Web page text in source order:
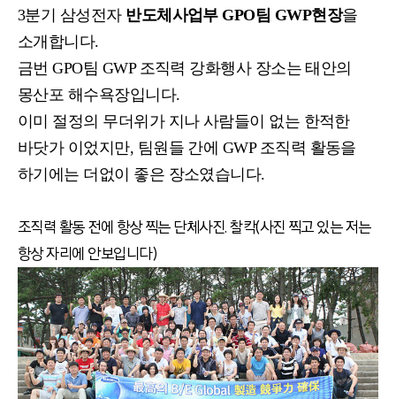
3분기 삼성전자 반도체사업부 GPO팀 GWP현장을
소개합니다.
금번 GPO팀 GWP 조직력 강화행사 장소는 태안의
몽산포 해수욕장입니다.
이미 절정의 무더위가 지나 사람들이 없는 한적한
바닷가 이었지만, 팀원들 간에 GWP 조직력 활동을
하기에는 더없이 좋은 장소였습니다.
조직력 활동 전에 항상 찍는 단체사진. 찰칵(사진 찍고 있는 저는
항상 자리에 안보입니다)